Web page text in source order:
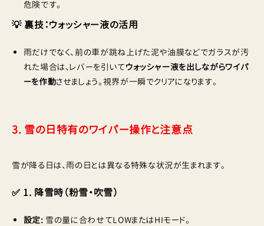
危険です。
💡 裏技：ウォッシャー液の活用
雨だけでなく、前の車が跳ね上げた泥や油膜などでガラスが汚
れた場合は、レバーを引いてウォッシャー液を出しながらワイパ
ーを作動させましょう。視界が一瞬でクリアになります。
3. 雪の日特有のワイパー操作と注意点
雪が降る日は、雨の日とは異なる特殊な状況が生まれます。
✅ 1. 降雪時（粉雪・吹雪）
設定: 雪の量に合わせてLOWまたはHIモード。